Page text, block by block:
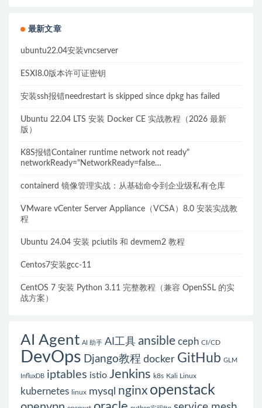
最新文章
ubuntu22.04安装vncserver
ESXI8.0版本许可证密钥
安装ssh报错needrestart is skipped since dpkg has failed
Ubuntu 22.04 LTS 安装 Docker CE 实战教程（2026 最新
版）
K8S报错Container runtime network not ready"
networkReady="NetworkReady=false
containerd 镜像管理实战：从基础命令到企业级私有仓库
VMware vCenter Server Appliance（VCSA）8.0 安装实战教
程
Ubuntu 24.04 安装 pciutils 和 devmem2 教程
Centos7安装gcc-11
CentOS 7 安装 Python 3.11 完整教程（兼容 OpenSSL 的实
战方案）
AI Agent AI 助手 AI工具 ansible ceph CI/CD
DevOps Django教程 docker GitHub GLM
InfluxDB iptables istio Jenkins k8s Kali Linux
kubernetes linux mysql nginx openstack